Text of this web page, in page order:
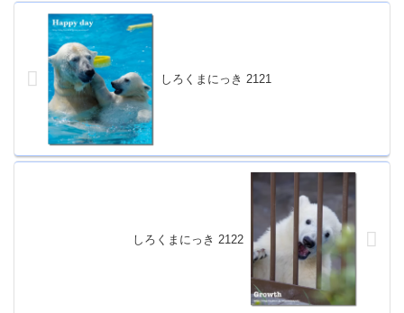
しろくまにっき 2121
しろくまにっき 2122